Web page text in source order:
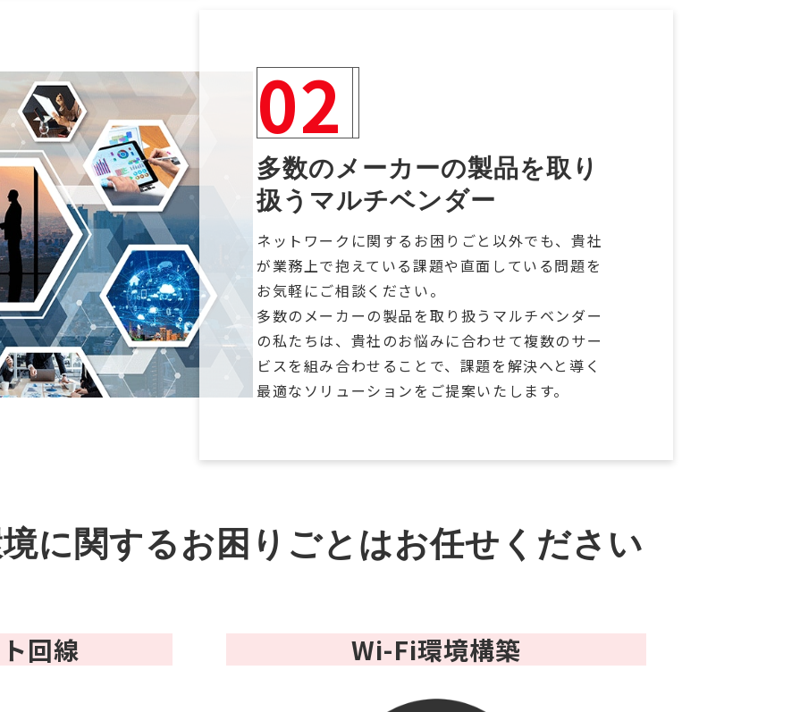
02
多数のメーカーの製品を取り
扱うマルチベンダー
ネットワークに関するお困りごと以外でも、貴社
が業務上で抱えている課題や直面している問題を
お気軽にご相談ください。
多数のメーカーの製品を取り扱うマルチベンダー
の私たちは、貴社のお悩みに合わせて複数のサー
ビスを組み合わせることで、課題を解決へと導く
最適なソリューションをご提案いたします。
に関するお困りごとはお任せください
回線 Wi-Fi環境構築